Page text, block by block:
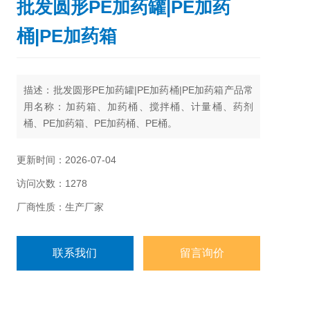
批发圆形PE加药罐|PE加药
桶|PE加药箱
描述：批发圆形PE加药罐|PE加药桶|PE加药箱产品常
用名称：加药箱、加药桶、搅拌桶、计量桶、药剂
桶、PE加药箱、PE加药桶、PE桶。
更新时间：2026-07-04
访问次数：1278
厂商性质：生产厂家
联系我们 留言询价